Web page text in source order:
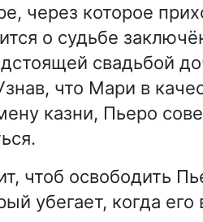
через которое
о судьбе
свадьбой
что Мари в
казни, Пьеро
чтоб освободить
убегает, когда